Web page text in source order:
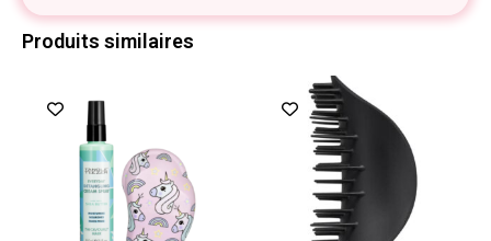
Produits similaires